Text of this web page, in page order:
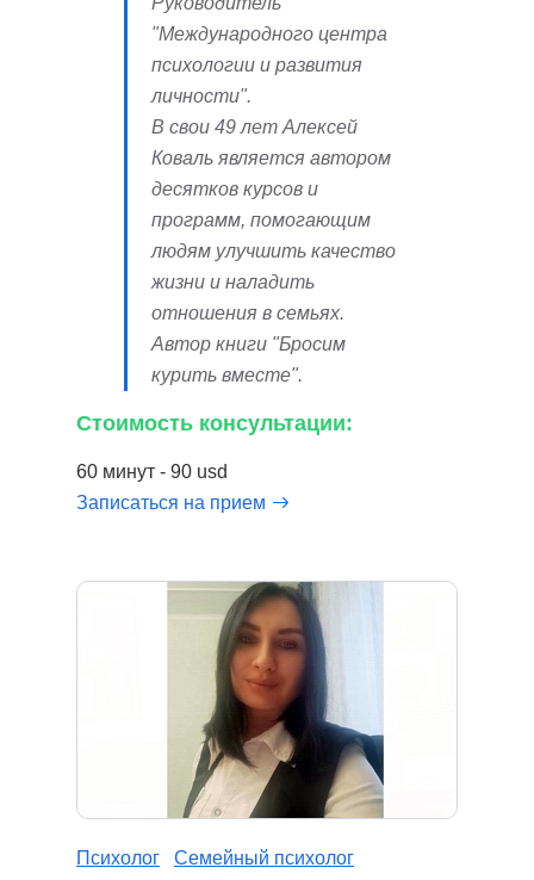
"Международного центра
психологии и развития
личности".
В свои 49 лет Алексей
Коваль является автором
десятков курсов и
программ, помогающим
людям улучшить качество
жизни и наладить
отношения в семьях.
Автор книги "Бросим
курить вместе".
Стоимость консультации:
60 минут - 90 usd
Записаться на прием
Психолог Семейный психолог